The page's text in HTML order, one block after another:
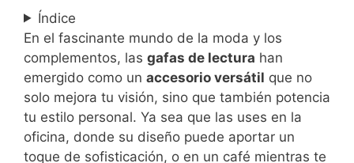
Índice
En el fascinante mundo de la moda y los
complementos, las gafas de lectura han
emergido como un accesorio versátil que no
solo mejora tu visión, sino que también potencia
tu estilo personal. Ya sea que las uses en la
oficina, donde su diseño puede aportar un
toque de sofisticación, o en un café mientras te